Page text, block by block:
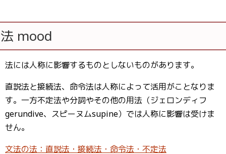
法 mood
法には人称に影響するものとしないものがあります。
直説法と接続法、命令法は人称によって活用がことなりま
す。一方不定法や分詞やその他の用法（ジェロンディフ
gerundive、スピーヌムsupine）では人称に影響は受けま
せん。
文法の法：直説法・接続法・命令法・不定法